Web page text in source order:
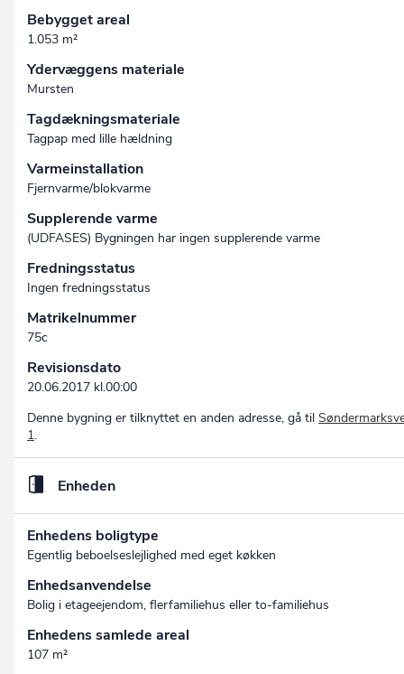
Bebygget areal
1.053 m²
Ydervæggens materiale
Mursten
Tagdækningsmateriale
Tagpap med lille hældning
Varmeinstallation
Fjernvarme/blokvarme
Supplerende varme
(UDFASES) Bygningen har ingen supplerende varme
Fredningsstatus
Ingen fredningsstatus
Matrikelnummer
75c
Revisionsdato
20.06.2017 kl.00:00
Denne bygning er tilknyttet en anden adresse, gå til
1.
Enheden
Enhedens boligtype
Egentlig beboelseslejlighed med eget køkken
Enhedsanvendelse
Bolig i etageejendom, flerfamiliehus eller to-familiehus
Enhedens samlede areal
107 m²